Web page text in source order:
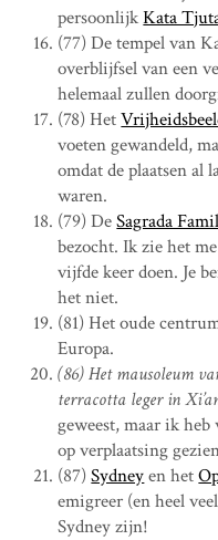
persoonlijkKata
(77) De tempel van
overblijfsel van een
helemaal zullen
(78) Het
voeten gewandeld,
omdat de plaatsen al
waren.
(79) DeSagrada
bezocht. Ik zie het
vijfde keer doen. Je
het niet.
(81) Het oude
Europa.
(86) Het mausoleum
terracotta leger in
geweest, maar ik heb
op verplaatsing
(87)Sydneyen het
emigreer (en heel
Sydney zijn!